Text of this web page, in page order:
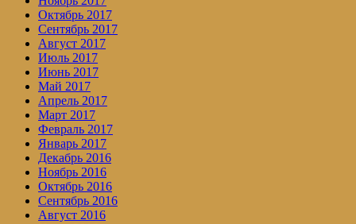
Октябрь 2017
Сентябрь 2017
Август 2017
Июль 2017
Июнь 2017
Май 2017
Апрель 2017
Март 2017
Февраль 2017
Январь 2017
Декабрь 2016
Ноябрь 2016
Октябрь 2016
Сентябрь 2016
Август 2016